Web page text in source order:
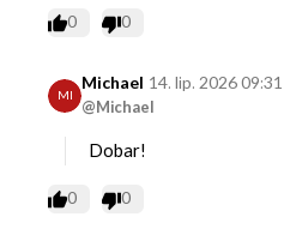
0 0
MI
Michael
@Michael
14. lip. 2026 09:31
Dobar!
0 0